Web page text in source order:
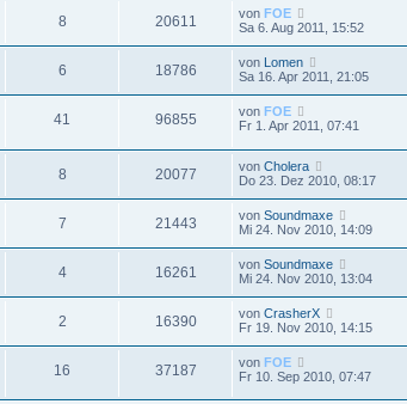
8 20611 von FOE
Sa 6. Aug 2011, 15:52
6 18786 von
Lomen
Sa 16. Apr 2011, 21:05
41 96855 von FOE
Fr 1. Apr 2011, 07:41
8 20077 von Cholera
Do 23. Dez 2010, 08:17
7 21443 von Soundmaxe
Mi 24. Nov 2010, 14:09
4 16261 von Soundmaxe
Mi 24. Nov 2010, 13:04
2 16390 von CrasherX
Fr 19. Nov 2010, 14:15
16 37187 von FOE
Fr 10. Sep 2010, 07:47